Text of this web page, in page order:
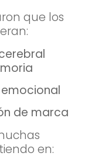
que los
de marca
en: